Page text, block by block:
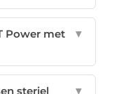
Power met
▼
steriel ▼